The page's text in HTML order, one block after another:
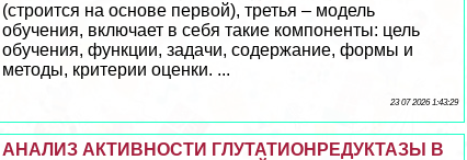
(строится на основе первой), третья – модель
обучения, включает в себя такие компоненты: цель
обучения, функции, задачи, содержание, формы и
методы, критерии оценки. ...
23 07 2026 1:43:29
АНАЛИЗ АКТИВНОСТИ ГЛУТАТИОНРЕДУКТАЗЫ В